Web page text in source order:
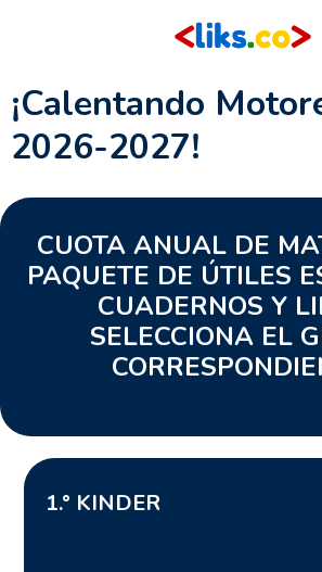
¡Calentando
2026-2027!
CUOTA ANUAL DE
PAQUETE DE ÚTILES
CUADERNOS Y
SELECCIONA EL
1.° KINDER